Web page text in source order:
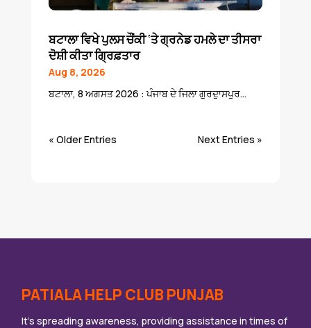
ਬਟਾਲਾ ਵਿਖੇ ਪੁਲਸ ਚੌਂਕੀ ‘ਤੇ ਗ੍ਰਨੇਡ ਹਮਲੇ ਦਾ ਤੀਸਰਾ
ਦੋਸ਼ੀ ਕੀਤਾ ਗ੍ਰਿਫ਼ਤਾਰ
Aug 8, 2026
ਬਟਾਲਾ, 8 ਅਗਸਤ 2026 : ਪੰਜਾਬ ਦੇ ਜਿਲਾ ਗੁਰਦੁਾਸਪੁਰ...
« Older Entries Next Entries »
PATIALA HELP CLUB PUNJAB
It’s spreading awareness, providing assistance in times of